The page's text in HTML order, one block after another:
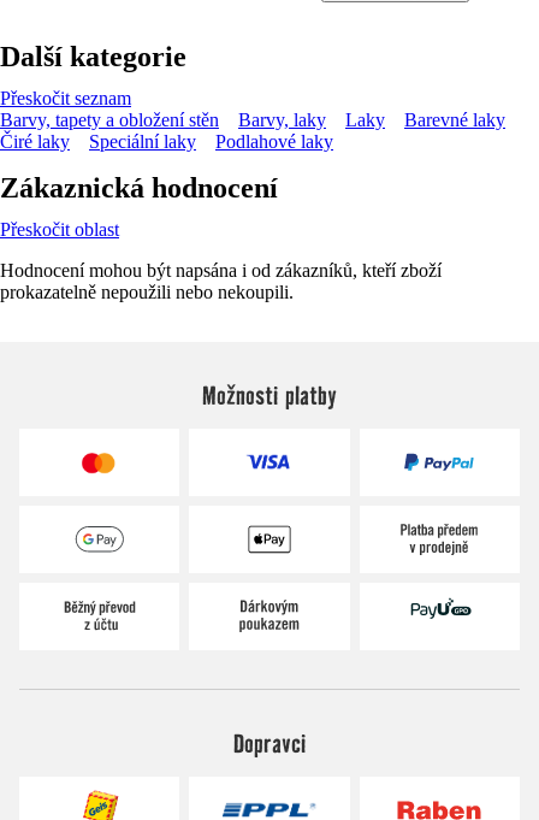
Další kategorie
Přeskočit seznam
Barvy, tapety a obložení stěn
Barvy, laky Laky
Barevné laky
Čiré laky
Speciální laky Podlahové laky
Zákaznická hodnocení
Přeskočit oblast
Hodnocení mohou být napsána i od zákazníků, kteří zboží
prokazatelně nepoužili nebo nekoupili.
Možnosti platby
Dopravci